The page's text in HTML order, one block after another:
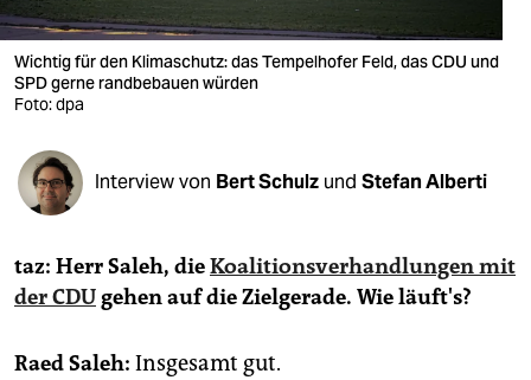
verlag
veranstaltungen
shop
fragen & hilfe
unterstützen
genossenschaft
Wichtig für den Klimaschutz: das Tempelhofer Feld, das CDU und
SPD gerne randbebauen würden
Foto: dpa
Interview von Bert Schulz und Stefan Alberti
taz: Herr Saleh, dieKoalitionsverhandlungen mit
der CDUgehen auf die Zielgerade. Wie läuft's?
Raed Saleh: Insgesamt gut.